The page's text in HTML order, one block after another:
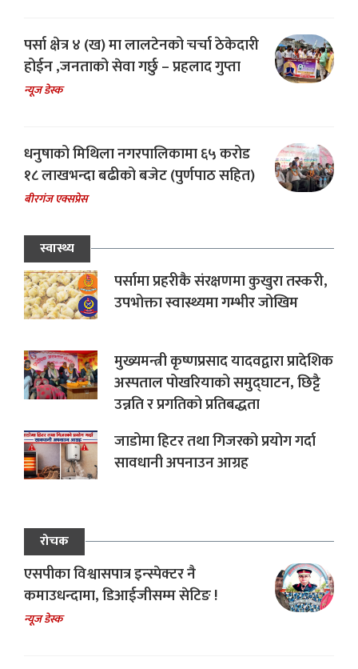
पर्सा क्षेत्र ४ (ख) मा लालटेनको चर्चा ठेकेदारी
होईन ,जनताको सेवा गर्छु – प्रहलाद गुप्ता
न्यूज डेस्क
धनुषाको मिथिला नगरपालिकामा ६५ करोड
१८ लाखभन्दा बढीको बजेट (पुर्णपाठ सहित)
बीरगंज एक्सप्रेस
स्वास्थ्य
पर्सामा प्रहरीकै संरक्षणमा कुखुरा तस्करी,
उपभोक्ता स्वास्थ्यमा गम्भीर जोखिम
मुख्यमन्त्री कृष्णप्रसाद यादवद्वारा प्रादेशिक
अस्पताल पोखरियाको समुद्घाटन, छिट्टै
उन्नति र प्रगतिको प्रतिबद्धता
जाडोमा हिटर तथा गिजरको प्रयोग गर्दा
सावधानी अपनाउन आग्रह
रोचक
एसपीका विश्वासपात्र इन्स्पेक्टर नै
कमाउधन्दामा, डिआईजीसम्म सेटिङ !
न्यूज डेस्क